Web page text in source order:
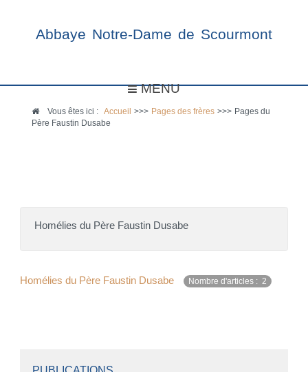
Abbaye Notre-Dame de Scourmont
MENU
Vous êtes ici :Accueil >>> Pages des frères >>> Pages du
Père Faustin Dusabe
Homélies du Père Faustin Dusabe
Homélies du Père Faustin Dusabe Nombre d'articles : 2